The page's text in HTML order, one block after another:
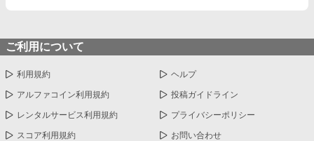
ご利用について
利用規約 ヘルプ
アルファコイン利用規約 投稿ガイドライン
レンタルサービス利用規約 プライバシーポリシー
スコア利用規約 お問い合わせ